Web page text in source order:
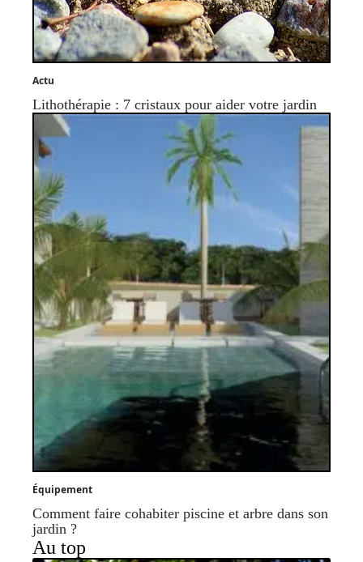
Actu
Lithothérapie : 7 cristaux pour aider votre jardin
Équipement
Comment faire cohabiter piscine et arbre dans son
jardin ?
Au top